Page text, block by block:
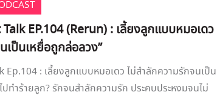
EP.104 (Rerun) : เลี้ยงลูกแบบหมอเดว
เป็นเหยื่อถูกล่อลวง”
Ep.104 : เลี้ยงลูกแบบหมอเดว ไม่สำลักความรักจนเป็น
ทำร้ายลูก? รักจนสำลักความรัก ประคบประหงมจนไม่